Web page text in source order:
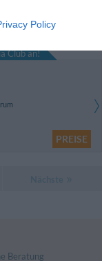
Policy
Club an!
PREISE
Beratung